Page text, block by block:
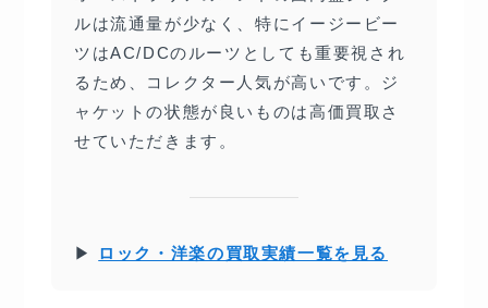
ルは流通量が少なく、特にイージービー
ツはAC/DCのルーツとしても重要視され
るため、コレクター人気が高いです。ジ
ャケットの状態が良いものは高価買取さ
せていただきます。
▶ ロック・洋楽の買取実績一覧を見る